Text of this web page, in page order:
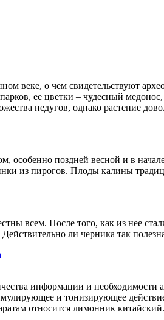
веке, о чем свидетельствуют
парков, ее цветки – чудесный
недугов, однако растение
особенно поздней весной и в
из пирогов. Плоды калины
всем. После того, как из нее
Действительно ли черника так
информации и необходимости
и тонизирующее
относится лимонник китайский.